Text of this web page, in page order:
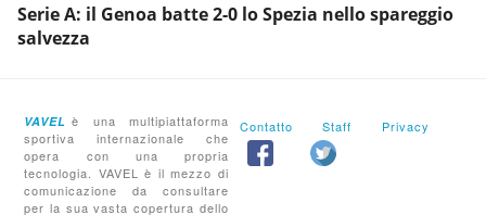
Serie A: il Genoa batte 2-0 lo Spezia nello spareggio
salvezza
VAVEL è una multipiattaforma
sportiva internazionale che
opera con una propria
tecnologia. VAVEL è il mezzo di
comunicazione da consultare
per la sua vasta copertura dello
Contatto Staff Privacy